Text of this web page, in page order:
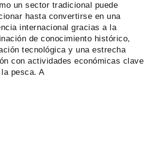
un sector tradicional puede
hasta convertirse en una
internacional gracias a la
de conocimiento histórico,
tecnológica y una estrecha
con actividades económicas clave
pesca. A